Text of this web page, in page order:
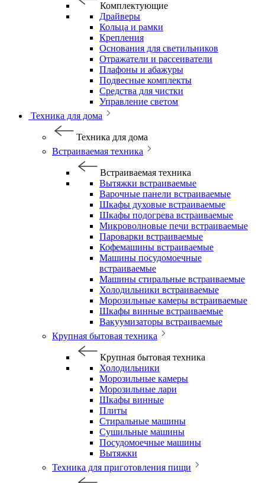
Комплектующие
Драйверы
Кольца и рамки
Крепления
Основания для светильников
Отражатели и рассеиватели
Плафоны и абажуры
Подвесные комплекты
Средства для чистки
Управление светом
Техника для дома
Техника для дома
Встраиваемая техника
Встраиваемая техника
Вытяжки встраиваемые
Варочные панели встраиваемые
Шкафы духовые встраиваемые
Шкафы подогрева встраиваемые
Микроволновые печи встраиваемые
Пароварки встраиваемые
Кофемашины встраиваемые
Машины посудомоечные
встраиваемые
Машины стиральные встраиваемые
Холодильники встраиваемые
Морозильные камеры встраиваемые
Шкафы винные встраиваемые
Вакуумизаторы встраиваемые
Крупная бытовая техника
Крупная бытовая техника
Холодильники
Морозильные камеры
Морозильные лари
Шкафы винные
Плиты
Стиральные машины
Сушильные машины
Посудомоечные машины
Вытяжки
Техника для приготовления пищи